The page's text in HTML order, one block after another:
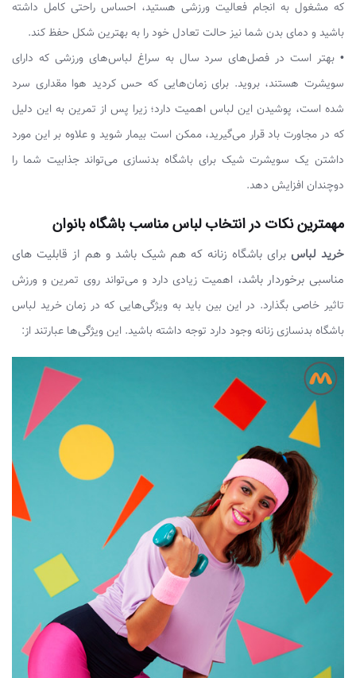
که مشغول به انجام فعالیت ورزشی هستید، احساس راحتی کامل داشته
باشید و دمای بدن شما نیز حالت تعادل خود را به بهترین شکل حفظ کند.
• بهتر است در فصل‌های سرد سال به سراغ لباس‌های ورزشی که دارای
سویشرت هستند، بروید. برای زمان‌هایی که حس کردید هوا مقداری سرد
شده است، پوشیدن این لباس اهمیت دارد؛ زیرا پس از تمرین به این دلیل
که در مجاورت باد قرار می‌گیرید، ممکن است بیمار شوید و علاوه بر این مورد
داشتن یک سویشرت شیک برای باشگاه بدنسازی می‌تواند جذابیت شما را
دوچندان افزایش دهد.
مهمترین نکات در انتخاب لباس مناسب باشگاه بانوان
خرید لباس برای باشگاه زنانه که هم شیک باشد و هم از قابلیت های
مناسبی برخوردار باشد، اهمیت زیادی دارد و می‌تواند روی تمرین و ورزش
تاثیر خاصی بگذارد. در این بین باید به ویژگی‌هایی که در زمان خرید لباس
باشگاه بدنسازی زنانه وجود دارد توجه داشته باشید. این ویژگی‌ها عبارتند از: